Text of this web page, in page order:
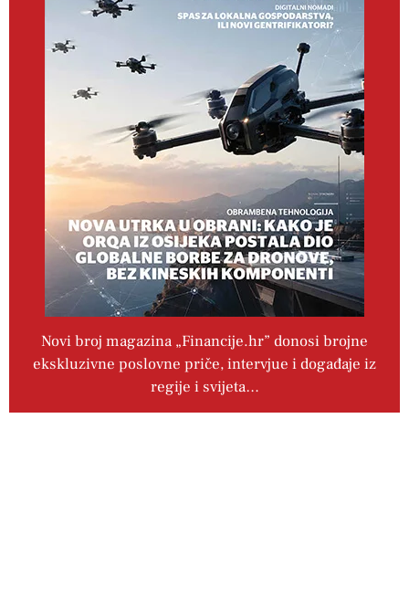
Novi broj magazina „Financije.hr” donosi brojne
ekskluzivne poslovne priče, intervjue i događaje iz
regije i svijeta…